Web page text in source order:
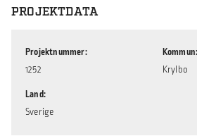
PROJEKTDATA
Projektnummer
1252
Land
Sverige
Kommun
Krylbo